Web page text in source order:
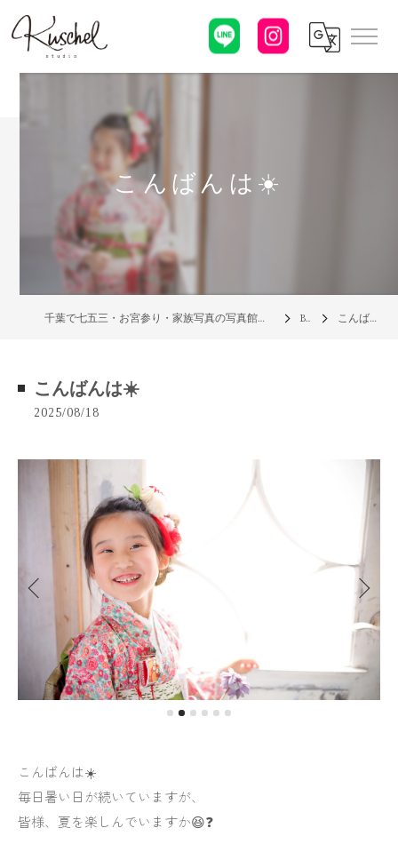
こんばんは☀️
千葉で七五三・お宮参り・家族写真の写真館なら「クシェルスタジオ」 Blog こんばんは☀️
こんばんは☀️
2025/08/18
こんばんは☀️
毎日暑い日が続いていますが、
皆様、夏を楽しんでいますか😆❓